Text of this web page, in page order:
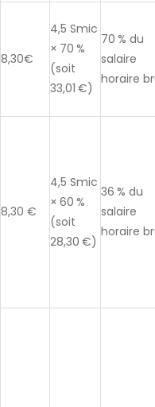
8,30€
4,5 Smic
× 70 %
(soit
33,01 €)
70 % du
salaire
horaire
8,30 €
4,5 Smic
× 60 %
(soit
28,30 €)
36 % du
salaire
horaire